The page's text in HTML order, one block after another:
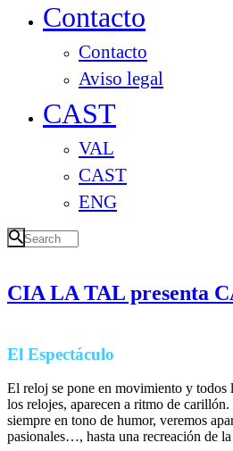
Contacto
Contacto
Aviso legal
CAST
VAL
CAST
ENG
CIA LA TAL presenta
El Espectáculo
El reloj se pone en movimiento y todos
los relojes, aparecen a ritmo de
siempre en tono de humor, veremos
pasionales…, hasta una recreación de